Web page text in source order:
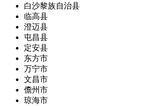
白沙黎族自治县
临高县
澄迈县
屯昌县
定安县
东方市
万宁市
文昌市
儋州市
琼海市